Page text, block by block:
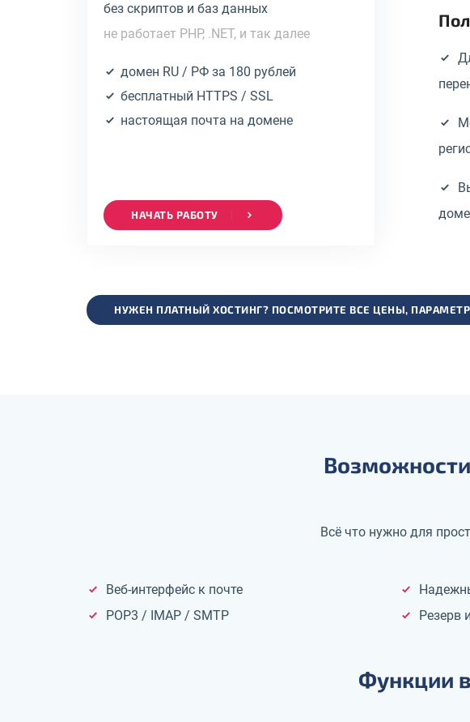
без скриптов и баз данных
не работает PHP, .NET, и так далее
домен RU / РФ за 180 рублей
бесплатный HTTPS / SSL
настоящая почта на домене
НАЧАТЬ РАБОТУ
НУЖЕН ПЛАТНЫЙ ХОСТИНГ? ПОСМОТРИТЕ ВСЕ ЦЕНЫ,
Всё что нужно для
Веб-интерфейс к почте
POP3 / IMAP / SMTP
Резерв
Функции